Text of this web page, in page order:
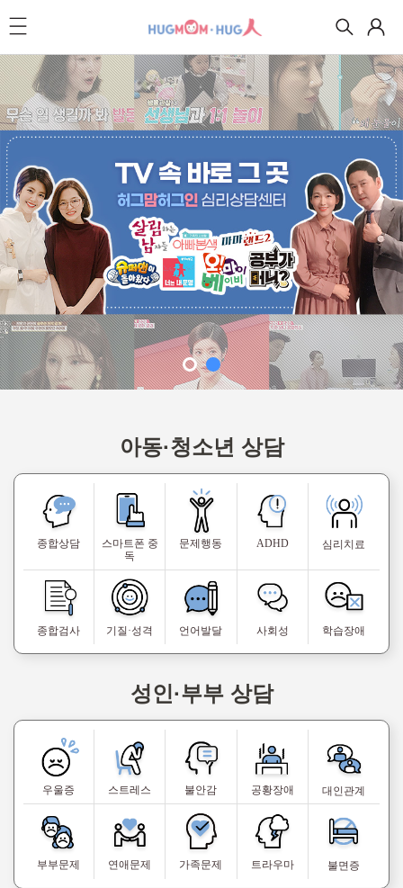
아동·청소년 상담
종합상담
스마트폰 중
독
문제행동 ADHD 심리치료
종합검사 기질·성격 언어발달 사회성 학습장애
성인·부부 상담
우울증 스트레스 불안감 공황장애 대인관계
부부문제 연애문제 가족문제 트라우마 불면증